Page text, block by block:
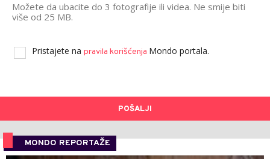
Možete da ubacite do 3 fotografije ili videa. Ne smije biti
više od 25 MB.
Pristajete na pravila korišćenja Mondo portala.
POŠALJI
MONDO REPORTAŽE